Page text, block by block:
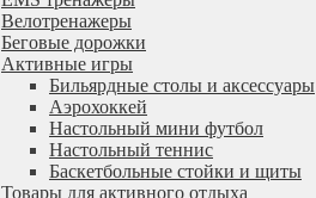
Велотренажеры
Беговые дорожки
Активные игры
Бильярдные столы и аксессуары
Аэрохоккей
Настольный мини футбол
Настольный теннис
Баскетбольные стойки и щиты
Товары для активного отдыха